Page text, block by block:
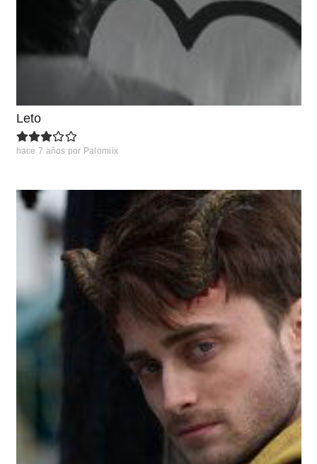
Leto
hace 7 años por Palomiix